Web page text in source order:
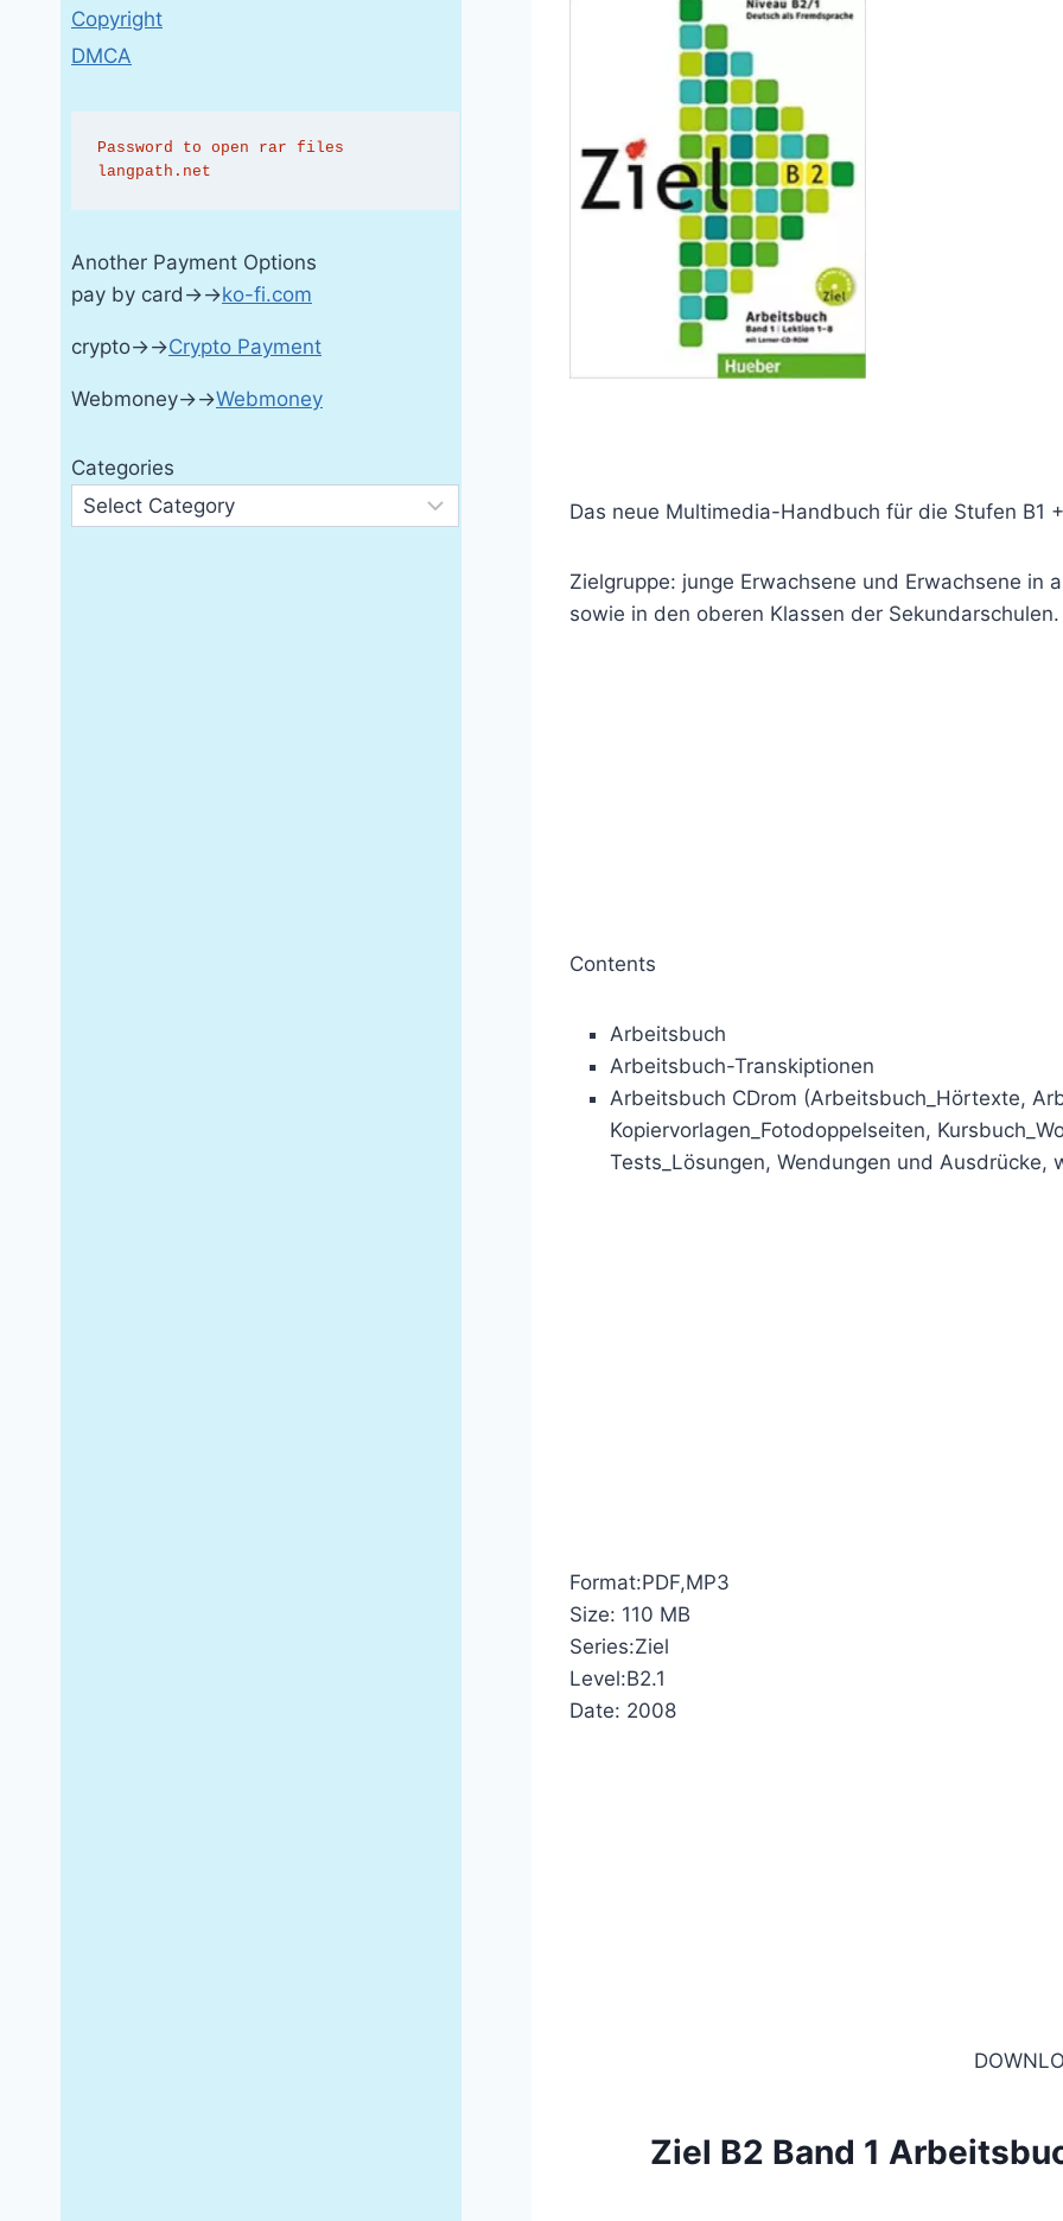
Das neue Multimedia-Handbuch für die Stufen B1
Zielgruppe: junge Erwachsene und Erwachsene in
sowie in den oberen Klassen der Sekundarschulen.
Contents
Arbeitsbuch
Arbeitsbuch-Transkiptionen
Arbeitsbuch CDrom (Arbeitsbuch_Hörtexte,
Kopiervorlagen_Fotodoppelseiten,
Tests_Lösungen, Wendungen und Ausdrücke,
Format:PDF,MP3
Size: 110 MB
Series:Ziel
Level:B2.1
Date: 2008
Ziel B2 Band 1
Copyright
DMCA
Password to open rar files
langpath.net
Another Payment Options
pay by card→→ko-fi.com
crypto→→Crypto Payment
Webmoney→→Webmoney
Categories